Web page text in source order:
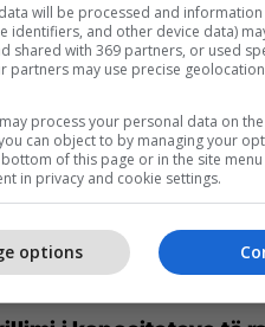
will be processed and
identifiers, and other device data)
shared with 369 partners, or used
partners may use precise
process your personal data on
can object to by managing your
of this page or in the site
in privacy and cookie settings.
options